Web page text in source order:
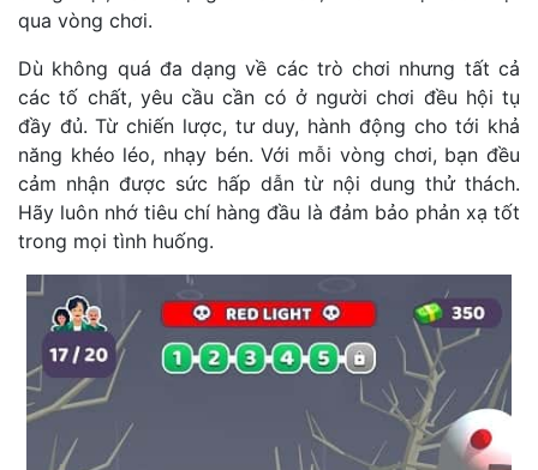
qua vòng chơi.
Dù không quá đa dạng về các trò chơi nhưng tất cả
các tố chất, yêu cầu cần có ở người chơi đều hội tụ
đầy đủ. Từ chiến lược, tư duy, hành động cho tới khả
năng khéo léo, nhạy bén. Với mỗi vòng chơi, bạn đều
cảm nhận được sức hấp dẫn từ nội dung thử thách.
Hãy luôn nhớ tiêu chí hàng đầu là đảm bảo phản xạ tốt
trong mọi tình huống.